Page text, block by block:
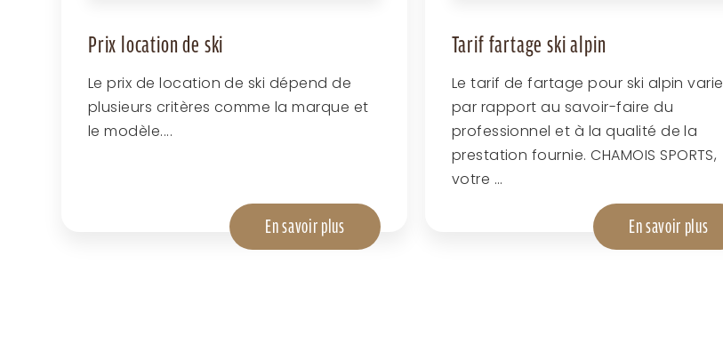
Prix location de ski
Le prix de location de ski dépend de
plusieurs critères comme la marque et
le modèle....
En savoir plus
Tarif fartage ski alpin
Le tarif de fartage pour ski alpin varie
par rapport au savoir-faire du
professionnel et à la qualité de la
prestation fournie. CHAMOIS SPORTS,
votre ...
En savoir plus